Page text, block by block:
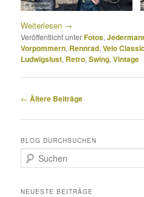
Weiterlesen →
Veröffentlicht unterFotos,
Vorpommern, Rennrad,Velo
Ludwigslust, Retro,Swing,Vintage
Beitragsnavigation
← Ältere Beiträge
BLOG DURCHSUCHEN
u
h
NEUESTE BEITRÄGE